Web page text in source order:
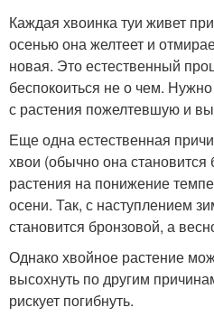
Каждая хвоинка туи живет
осенью она желтеет и
новая. Это естественный
беспокоиться не о чем.
с растения пожелтевшую и
Еще одна естественная
хвои (обычно она
растения на понижение
осени. Так, с наступлением
становится бронзовой, а
Однако хвойное растение
высохнуть по другим
рискует погибнуть.